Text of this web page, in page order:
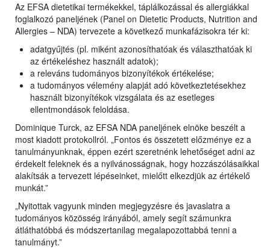
Az EFSA dietetikai termékekkel, táplálkozással és allergiákkal
foglalkozó paneljének (Panel on Dietetic Products, Nutrition and
Allergies – NDA) tervezete a következő munkafázisokra tér ki:
adatgyűjtés (pl. miként azonosíthatóak és választhatóak ki
az értékeléshez használt adatok);
a releváns tudományos bizonyítékok értékelése;
a tudományos vélemény alapját adó következtetésekhez
használt bizonyítékok vizsgálata és az esetleges
ellentmondások feloldása.
Dominique Turck, az EFSA NDA paneljének elnöke beszélt a
most kiadott protokollról. „Fontos és összetett előzménye ez a
tanulmányunknak, éppen ezért szeretnénk lehetőséget adni az
érdekelt feleknek és a nyilvánosságnak, hogy hozzászólásaikkal
alakítsák a tervezett lépéseinket, mielőtt elkezdjük az értékelő
munkát.”
„Nyitottak vagyunk minden megjegyzésre és javaslatra a
tudományos közösség irányából, amely segít számunkra
átláthatóbbá és módszertanilag megalapozottabbá tenni a
tanulmányt.”